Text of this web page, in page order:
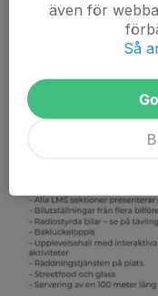
även för
Så